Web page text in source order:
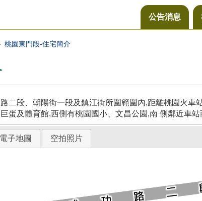
公告消息
桃園東門段-住宅簡介
二段、朝陽街一段及鎮江街所圍範圍內,距離桃園火車
蛋及體育館,西側有桃園國小、文昌公園,南 側鄰近車站
電子地圖 空拍照片